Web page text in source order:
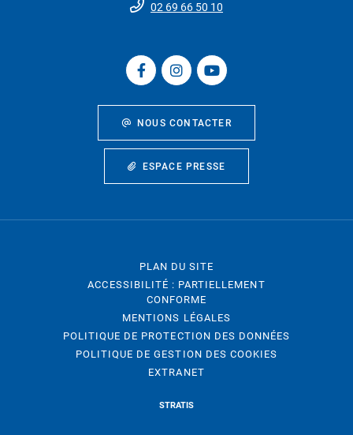
02 69 66 50 10
NOUS CONTACTER
ESPACE PRESSE
PLAN DU SITE
ACCESSIBILITÉ : PARTIELLEMENT
CONFORME
MENTIONS LÉGALES
POLITIQUE DE PROTECTION DES DONNÉES
POLITIQUE DE GESTION DES COOKIES
EXTRANET
STRATIS